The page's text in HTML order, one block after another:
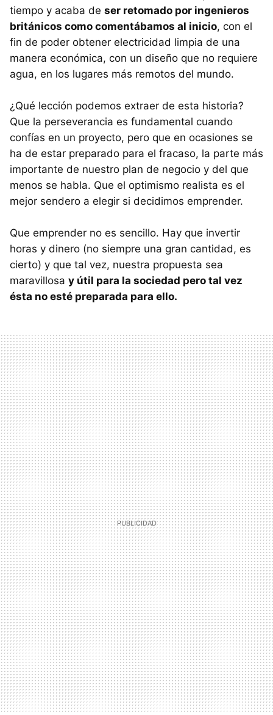
tiempo y acaba de ser retomado por ingenieros
británicos como comentábamos al inicio, con el
fin de poder obtener electricidad limpia de una
manera económica, con un diseño que no requiere
agua, en los lugares más remotos del mundo.
¿Qué lección podemos extraer de esta historia?
Que la perseverancia es fundamental cuando
confías en un proyecto, pero que en ocasiones se
ha de estar preparado para el fracaso, la parte más
importante de nuestro plan de negocio y del que
menos se habla. Que el optimismo realista es el
mejor sendero a elegir si decidimos emprender.
Que emprender no es sencillo. Hay que invertir
horas y dinero (no siempre una gran cantidad, es
cierto) y que tal vez, nuestra propuesta sea
maravillosa y útil para la sociedad pero tal vez
ésta no esté preparada para ello.